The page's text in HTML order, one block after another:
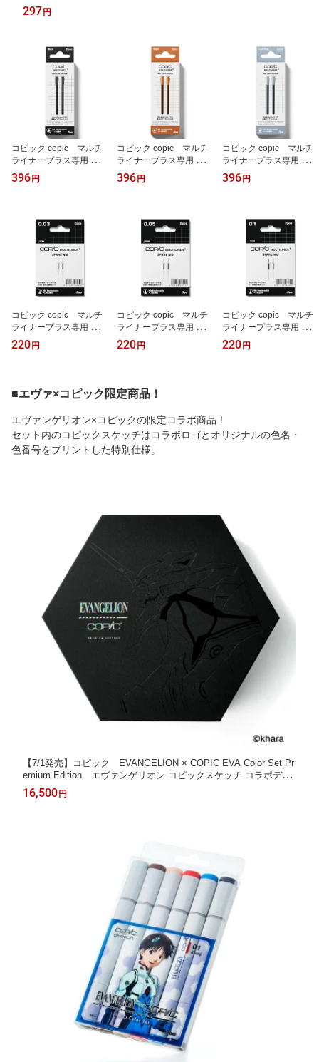
297 円
コピック copic マルチ
ライナープラス専用 イン
クカートリッジ ブラッ
ク 10792011
396 円
コピック copic マルチ
ライナープラス専用 イン
クカートリッジ セピ
ア 10792012
396 円
コピック copic マルチ
ライナープラス専用 イン
クカートリッジ クール
グレー 10792013
396 円
コピック copic マルチ
ライナープラス専用 交換
用スペアニブ 0.03 2本
入 10791003
220 円
コピック copic マルチ
ライナープラス専用 交換
用スペアニブ 0.05 2本
入 10791005
220 円
コピック copic マルチ
ライナープラス専用 交換
用スペアニブ 0.1 2本
入 10791010
220 円
■エヴァ×コピック限定商品！
エヴァンゲリオン×コピックの限定コラボ商品！
セット内のコピックスケッチはコラボロゴとオリジナルの色名・
色番号をプリントした特別仕様。
【7/1発売】コピック EVANGELION × COPIC EVA Color Set Pr
emium Edition エヴァンゲリオン コピックスケッチ コラボデザ
イン カラーイラストカード ぬり絵シート 付き 12502133
16,500 円